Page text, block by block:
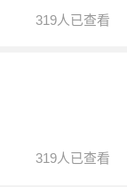
319人已查看
319人已查看